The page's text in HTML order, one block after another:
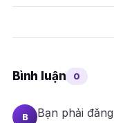
Bình luận 0
B Bạn phải